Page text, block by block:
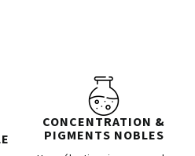
CONCENTRATION &
PIGMENTS NOBLES